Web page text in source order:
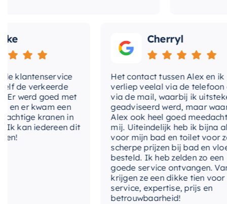
verkeerde
goed met
er kwam een
kranen in
iedereen dit
Cherryl
Het contact tussen Alex en ik
verliep veelal via de telefoon en
via de mail, waarbij ik uitstekend
geadviseerd werd, maar waarbij
Alex ook heel goed meedacht
mij. Uiteindelijk heb ik bijna alles
voor mijn bad en toilet voor zeer
scherpe prijzen bij bad en vloer
besteld. Ik heb zelden zo een
goede service ontvangen. Van mij
krijgen ze een dikke tien voor
service, expertise, prijs en
betrouwbaarheid!